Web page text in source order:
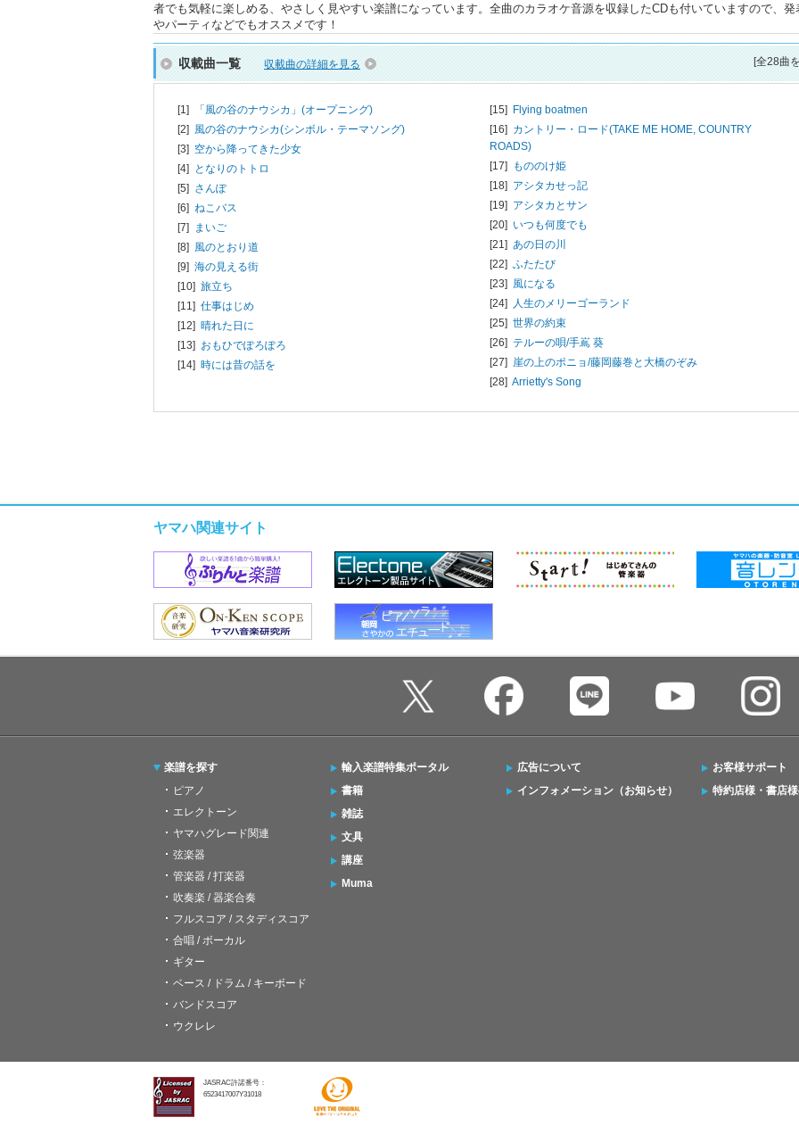
者でも気軽に楽しめる、やさしく見やすい楽譜になっています。全曲のカラオケ音源を収録したCDも付いていますので、発
やパーティなどでもオススメです！
収載曲一覧 収載曲の詳細を見る [全28曲
[1]
「風の谷のナウシカ」(オープニング)
[2] 風の谷のナウシカ(シンボル・テーマソング)
[3] 空から降ってきた少女
[4] となりのトトロ
[5] さんぽ
[6] ねこバス
[7] まいご
[8] 風のとおり道
[9] 海の見える街
[10] 旅立ち
[11] 仕事はじめ
[12] 晴れた日に
[13] おもひでぽろぽろ
[14] 時には昔の話を
[15] Flying boatmen
[16] カントリー・ロード(TAKE ME HOME, COUNTRY
ROADS)
[17] もののけ姫
[18] アシタカせっ記
[19] アシタカとサン
[20] いつも何度でも
[21] あの日の川
[22] ふたたび
[23] 風になる
[24] 人生のメリーゴーランド
[25] 世界の約束
[26] テルーの唄/手嶌 葵
[27] 崖の上のポニョ/藤岡藤巻と大橋のぞみ
[28] Arrietty's Song
ヤマハ関連サイト
楽譜を探す
ピアノ
エレクトーン
ヤマハグレード関連
弦楽器
管楽器 / 打楽器
吹奏楽 / 器楽合奏
フルスコア / スタディスコア
合唱 / ボーカル
ギター
ベース / ドラム / キーボード
バンドスコア
ウクレレ
輸入楽譜特集ポータル
書籍
雑誌
文具
講座
Muma
広告について
インフォメーション（お知らせ）
お客様サポート
特約店様・書店
JASRAC許諾番号：
6523417007Y31018